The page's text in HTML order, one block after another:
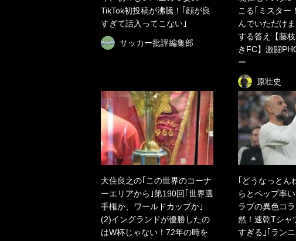
TikTok初投稿が沸騰！｢顔が良
すぎて話入ってこない｣
サッカー批評編集部
こる｢ミスター
んでいただけ
する答え【藤
きFC】激闘
ー
原壮史
大住良之の｢この世界のコーナ
ーエリアから｣第190回｢世界選
手権か、ワールドカップか｣
(2)イングランドが優勝したの
はW杯じゃない！72年の時を
｢どうなっと
らとペップ率
ラブの異色コ
然！速乾Tシャ
すぎる｣｢ランニ